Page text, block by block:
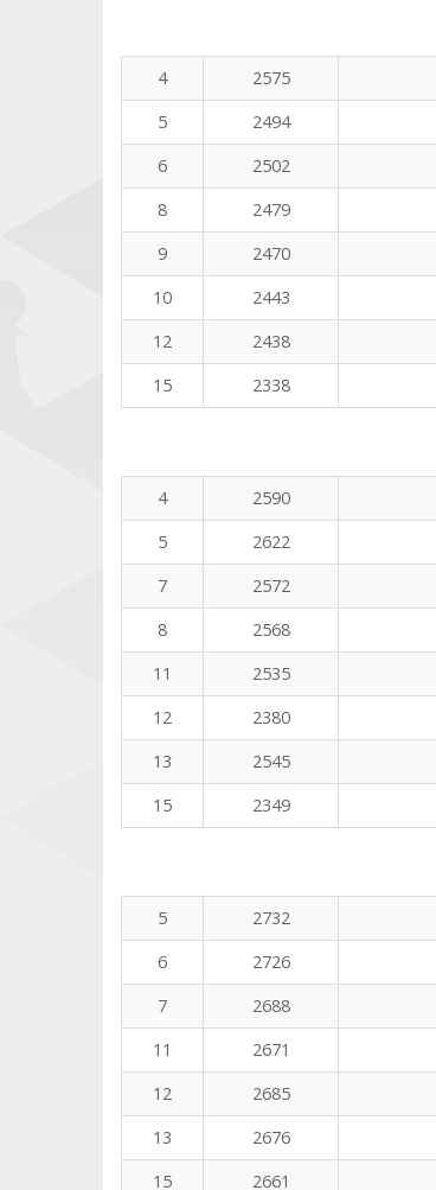
4
2575
5
2494
6
2502
8
2479
9
2470
10
2443
12
2438
15
2338
4
2590
5
2622
7
2572
8
2568
11
2535
12
2380
13
2545
15
2349
5
2732
6
2726
7
2688
11
2671
12
2685
13
2676
15
2661